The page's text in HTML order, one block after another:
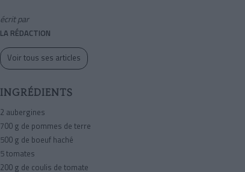
écrit par
LA RÉDACTION
Voir tous ses articles
INGRÉDIENTS
2 aubergines
700 g de pommes de terre
500 g de boeuf haché
5 tomates
200 g de coulis de tomate